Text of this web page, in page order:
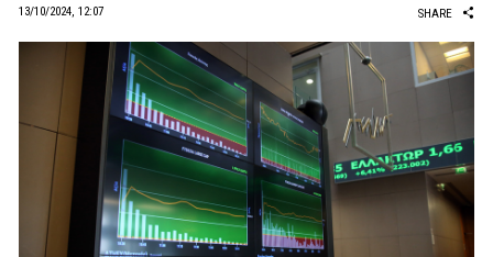
13/10/2024, 12:07
SHARE